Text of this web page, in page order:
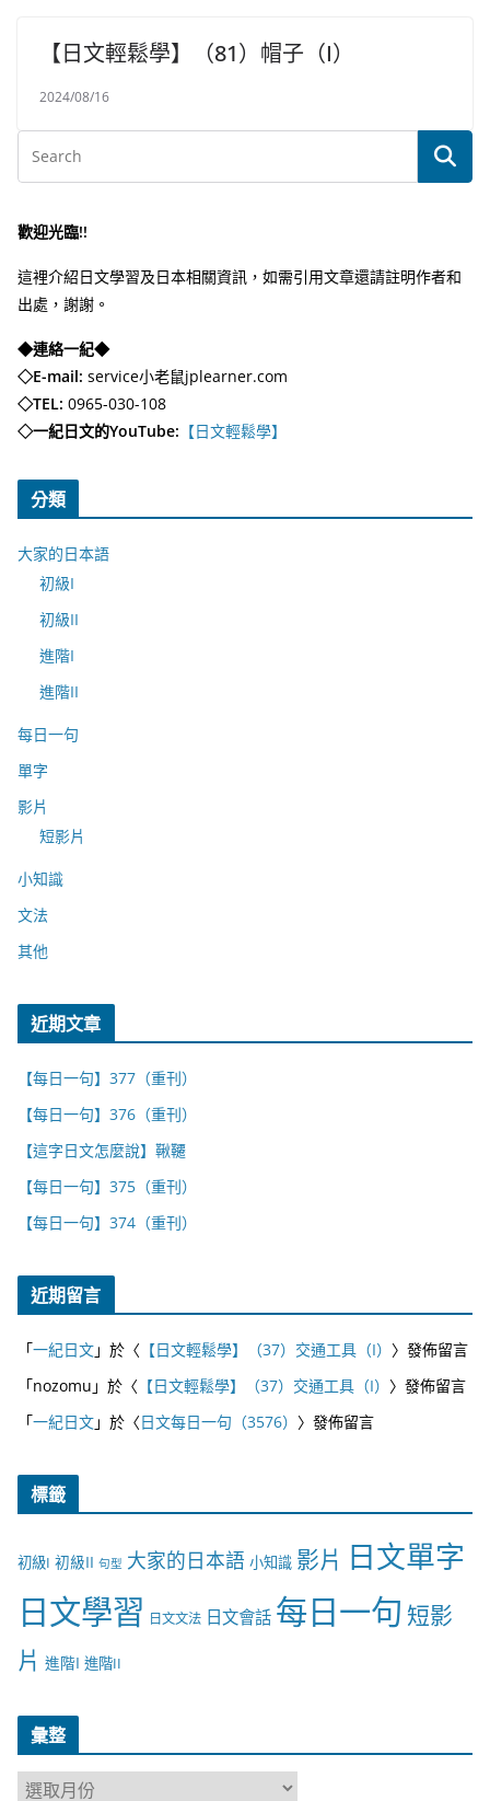
【日文輕鬆學】（81）帽子（I）
2024/08/16
歡迎光臨!!
這裡介紹日文學習及日本相關資訊，如需引用文章還請註明作者和
出處，謝謝。
◆連絡一紀◆
◇E-mail: service小老鼠jplearner.com
◇TEL: 0965-030-108
◇一紀日文的YouTube: 【日文輕鬆學】
分類
大家的日本語
初級I
初級II
進階I
進階II
每日一句
單字
影片
短影片
小知識
文法
其他
近期文章
【每日一句】377（重刊）
【每日一句】376（重刊）
【這字日文怎麼說】鞦韆
【每日一句】375（重刊）
【每日一句】374（重刊）
近期留言
「一紀日文」於〈 【日文輕鬆學】（37）交通工具（I） 〉發佈留言
「nozomu 」於〈 【日文輕鬆學】（37）交通工具（I） 〉發佈留言
「一紀日文」於〈日文每日一句（3576） 〉發佈留言
標籤
初級I 初級II 句型 大家的日本語 小知識 影片 日文單字
日文學習 日文文法 日文會話 每日一句 短影
片 進階I 進階II
彙整
彙